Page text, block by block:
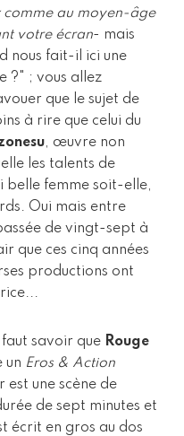
comme au moyen-âge
votre écran- mais
nous fait-il ici une
?" ; vous allez
que le sujet de
à rire que celui du
, œuvre non
les talents de
belle femme soit-elle,
Oui mais entre
de vingt-sept à
que ces cinq années
productions ont
savoir que Rouge
un Eros & Action
est une scène de
de sept minutes et
écrit en gros au dos